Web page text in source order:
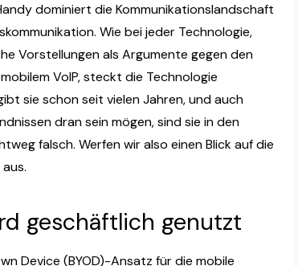
dominiert die Kommunikationslandschaft
Wie bei jeder Technologie,
Vorstellungen als Argumente gegen den
VoIP, steckt die Technologie
sie schon seit vielen Jahren, und auch
dran sein mögen, sind sie in den
falsch. Werfen wir also einen Blick auf die
geschäftlich genutzt
Device (BYOD)-Ansatz für die mobile